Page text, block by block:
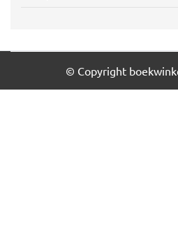
© Copyright